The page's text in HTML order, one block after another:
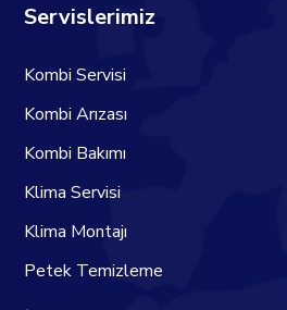
Servislerimiz
Kombi Servisi
Kombi Arızası
Kombi Bakımı
Klima Servisi
Klima Montajı
Petek Temizleme